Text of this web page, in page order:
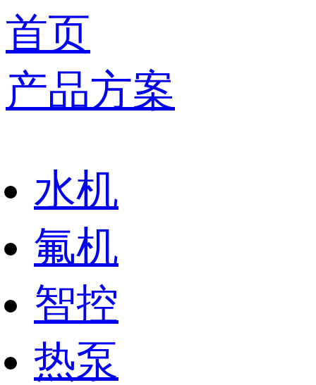
首页
产品方案
水机
氟机
智控
热泵